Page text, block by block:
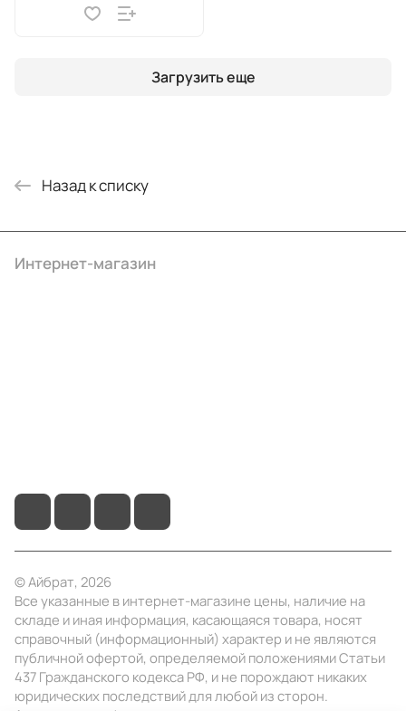
Загрузить еще
Назад к списку
Интернет-магазин
© Айбрат, 2026
Все указанные в интернет-магазине цены, наличие на
складе и иная информация, касающаяся товара, носят
справочный (информационный) характер и не являются
публичной офертой, определяемой положениями Статьи
437 Гражданского кодекса РФ, и не порождают никаких
юридических последствий для любой из сторон.